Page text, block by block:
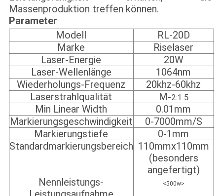
Massenproduktion treffen können.
Parameter
Modell
RL-20D
Marke
Riselaser
Laser-Energie
20W
Laser-Wellenlänge
1064nm
Wiederholungs-Frequenz
20khz-60khz
Laserstrahlqualität
M-2:1.5
Min Linear Width
0.01mm
Markierungsgeschwindigkeit
0-7000mm/S
Markierungstiefe
0-1mm
Standardmarkierungsbereich 110mmx110mm
(besonders
angefertigt)
Nennleistungs-
<500w>